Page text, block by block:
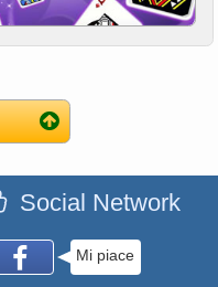
Social Network
Mi piace